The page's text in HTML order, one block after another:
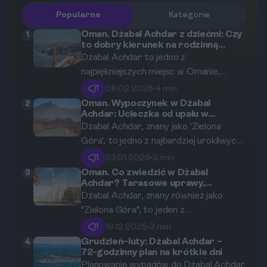
Popularne Kategorie
1
Oman. Dżabal Achdar z dziećmi: Czy
to dobry kierunek na rodzinną
przygodę w górach?
Dżabal Achdar to jedno z
najpiękniejszych miejsc w Omanie,
które przyciąga rodziny z dziećmi. W
artykule dokonamy analizy, czy wyjazd z
rodziną na ten malowniczy płaskowyż
jest odpowiedni oraz jakie atrakcje
czekają na rodziny. Oto szczegóły,
które pomogą Wam w podjęciu decyzji.
1 08.02.2026•4 min
2
Oman. Wypoczynek w Dżabal
Achdar: Ucieczka od upału w
górzystej oazie.
Dżabal Achdar, znany jako 'Zielona
Góra', to jedno z najbardziej urokliwych
miejsc w Omanie, oferujące
odosobnienie i wytchnienie od upalnych
temperatur niżej położonych
obszarów. Idealne miejsce na
wypoczynek, gdzie goście mogą
delektować się pięknem natury oraz
najwyższej jakości usługami hoteli.
1 23.01.2026•3 min
3
Oman. Co zwiedzić w Dżabal
Achdar? Tarasowe uprawy,
opuszczone wioski i 'Diana's Point'
Dżabal Achdar, znany również jako
"Zielona Góra", to jeden z
najpiękniejszych regionów Omanu.
Znajdziemy tu tradycyjne wioski z
klimatyczną zabudową, piękne
1 19.12.2025•3 min
4
Grudzień–luty: Dżabal Achdar –
72‑godzinny plan na krótkie dni